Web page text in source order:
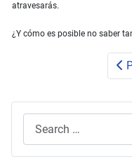
atravesarás.
¿Y cómo es posible no saber